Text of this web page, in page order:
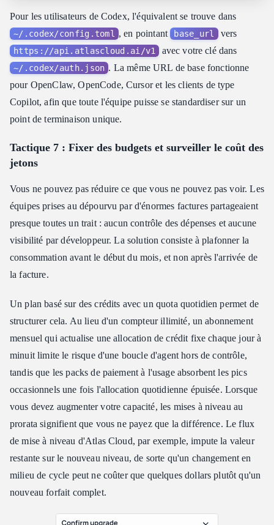
Pour les utilisateurs de Codex, l'équivalent se trouve dans
~/.codex/config.toml , en pointant base_url vers
https://api.atlascloud.ai/v1 avec votre clé dans
~/.codex/auth.json . La même URL de base fonctionne
pour OpenClaw, OpenCode, Cursor et les clients de type
Copilot, afin que toute l'équipe puisse se standardiser sur un
point de terminaison unique.
Tactique 7 : Fixer des budgets et surveiller le coût des
jetons
Vous ne pouvez pas réduire ce que vous ne pouvez pas voir. Les
équipes prises au dépourvu par d'énormes factures partageaient
presque toutes un trait : aucun contrôle des dépenses et aucune
visibilité par développeur. La solution consiste à plafonner la
consommation avant le début du mois, et non après l'arrivée de
la facture.
Un plan basé sur des crédits avec un quota quotidien permet de
structurer cela. Au lieu d'un compteur illimité, un abonnement
mensuel qui actualise une allocation de crédit fixe chaque jour à
minuit limite le risque d'une boucle d'agent hors de contrôle,
tandis que les packs de paiement à l'usage absorbent les pics
occasionnels une fois l'allocation quotidienne épuisée. Lorsque
vous devez augmenter votre capacité, les mises à niveau au
prorata signifient que vous ne payez que la différence. Le flux
de mise à niveau d'Atlas Cloud, par exemple, impute la valeur
restante sur le nouveau niveau, de sorte qu'un changement en
milieu de cycle peut ne coûter que quelques dollars plutôt qu'un
nouveau forfait complet.